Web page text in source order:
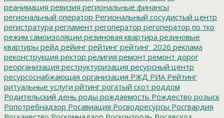
реанимация ревизия региональные финансы
региональный оператор Региональный сосудистый центр
регистратура регламент регоператор регоператор по тко
режим самоизоляции резиновая квартира резиновые
квартиры рейд рейинг рейтинг рейтинг_2026 реклама
реконструкция ректор религия ремонт ремонт дорог
реорганизация реструктуризация ресурсный центр
ресурсоснабжающая организация РЖД РИА Рейтинг
ритуальные услуги рйтинг рогатый скот роддом
Родительский день роды рождаемость Рождество розыск
Ропотребнадзор Росавиация Росводресурсы Росгвардия